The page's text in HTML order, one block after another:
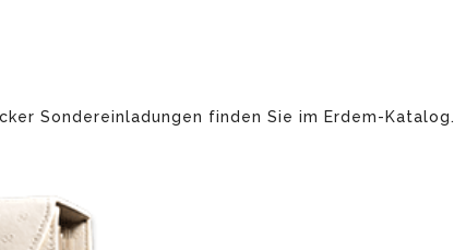
Sondereinladungen finden Sie im Erdem-Katalog.